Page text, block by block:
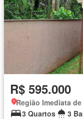
R$ 595.000
Região Imediata
3 Quartos
3